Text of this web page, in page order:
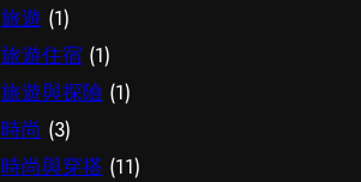
適的決定。
鍵在於掌握足夠資訊、認清自己的
需要，並在有需要時尋求專業意
見。希望這篇分享能為你提供有用
的參考，助你作出安心又合適的決
定。
旅遊 (1)
旅遊住宿 (1)
旅遊與探險 (1)
時尚 (3)
時尚與穿搭 (11)